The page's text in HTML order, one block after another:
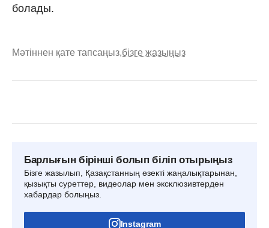
болады.
Мәтіннен қате тапсаңыз,бізге жазыңыз
Барлығын бірінші болып біліп отырыңыз
Бізге жазылып, Қазақстанның өзекті жаңалықтарынан,
қызықты суреттер, видеолар мен эксклюзивтерден
хабардар болыңыз.
Instagram